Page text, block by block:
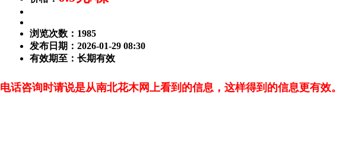
浏览次数： 1985
发布日期：2026-01-29 08:30
有效期至：长期有效
电话咨询时请说是从南北花木网上看到的信息，这样得到的信息更有效。